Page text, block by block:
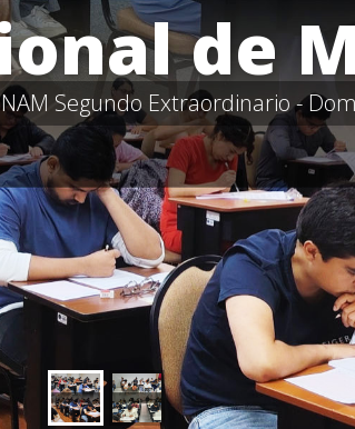
de
Segundo Extraordinario -